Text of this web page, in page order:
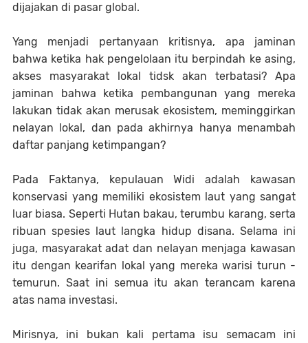
dijajakan di pasar global.
Yang menjadi pertanyaan kritisnya, apa jaminan
bahwa ketika hak pengelolaan itu berpindah ke asing,
akses masyarakat lokal tidsk akan terbatasi? Apa
jaminan bahwa ketika pembangunan yang mereka
lakukan tidak akan merusak ekosistem, meminggirkan
nelayan lokal, dan pada akhirnya hanya menambah
daftar panjang ketimpangan?
Pada Faktanya, kepulauan Widi adalah kawasan
konservasi yang memiliki ekosistem laut yang sangat
luar biasa. Seperti Hutan bakau, terumbu karang, serta
ribuan spesies laut langka hidup disana. Selama ini
juga, masyarakat adat dan nelayan menjaga kawasan
itu dengan kearifan lokal yang mereka warisi turun -
temurun. Saat ini semua itu akan terancam karena
atas nama investasi.
Mirisnya, ini bukan kali pertama isu semacam ini